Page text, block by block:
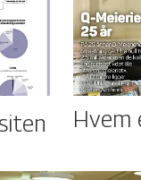
Hvem